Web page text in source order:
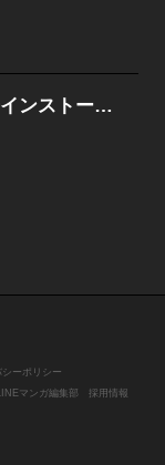
スマートガール～D子インストール～
シーポリシー
マンガ編集部
採用情報